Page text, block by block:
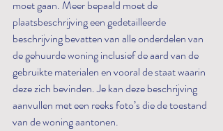
moet gaan. Meer bepaald moet de
plaatsbeschrijving een gedetailleerde
beschrijving bevatten van alle onderdelen van
de gehuurde woning inclusief de aard van de
gebruikte materialen en vooral de staat waarin
deze zich bevinden. Je kan deze beschrijving
aanvullen met een reeks foto’s die de toestand
van de woning aantonen.